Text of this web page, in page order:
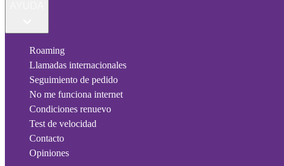
Roaming
Llamadas internacionales
Seguimiento de pedido
No me funciona internet
Condiciones renuevo
Test de velocidad
Contacto
Opiniones